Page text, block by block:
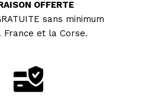
corne
OFFERTE
sans minimum
France et la Corse.